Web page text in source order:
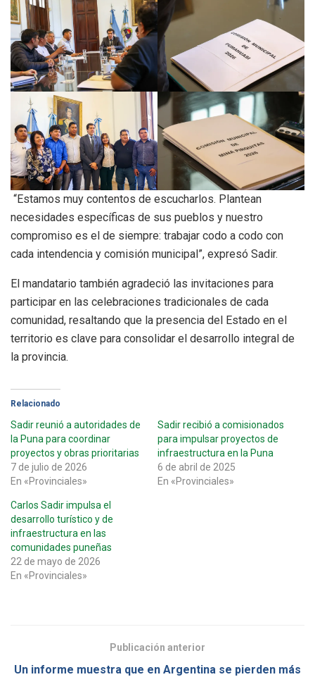
“Estamos muy contentos de escucharlos. Plantean
necesidades específicas de sus pueblos y nuestro
compromiso es el de siempre: trabajar codo a codo con
cada intendencia y comisión municipal”, expresó Sadir.
El mandatario también agradeció las invitaciones para
participar en las celebraciones tradicionales de cada
comunidad, resaltando que la presencia del Estado en el
territorio es clave para consolidar el desarrollo integral de
la provincia.
Relacionado
Sadir reunió a autoridades de
la Puna para coordinar
proyectos y obras prioritarias
7 de julio de 2026
En «Provinciales»
Sadir recibió a comisionados
para impulsar proyectos de
infraestructura en la Puna
6 de abril de 2025
En «Provinciales»
Carlos Sadir impulsa el
desarrollo turístico y de
infraestructura en las
comunidades puneñas
22 de mayo de 2026
En «Provinciales»
Publicación anterior
Un informe muestra que en Argentina se pierden más